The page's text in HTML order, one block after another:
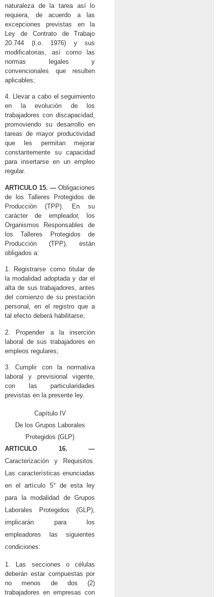
naturaleza de la tarea así lo
requiera, de acuerdo a las
excepciones previstas en la
Ley de Contrato de Trabajo
20.744 (t.o. 1976) y sus
modificatorias, así como las
normas legales y
convencionales que resulten
aplicables;
4. Llevar a cabo el seguimiento
en la evolución de los
trabajadores con discapacidad,
promoviendo su desarrollo en
tareas de mayor productividad
que les permitan mejorar
constantemente su capacidad
para insertarse en un empleo
regular.
ARTICULO 15. — Obligaciones
de los Talleres Protegidos de
Producción (TPP). En su
carácter de empleador, los
Organismos Responsables de
los Talleres Protegidos de
Producción (TPP), están
obligados a:
1. Registrarse como titular de
la modalidad adoptada y dar el
alta de sus trabajadores, antes
del comienzo de su prestación
personal, en el registro que a
tal efecto deberá habilitarse;
2. Propender a la inserción
laboral de sus trabajadores en
empleos regulares;
3. Cumplir con la normativa
laboral y previsional vigente,
con las particularidades
previstas en la presente ley.
Capítulo IV
De los Grupos Laborales
Protegidos (GLP)
ARTICULO 16. —
Caracterización y Requisitos.
Las características enunciadas
en el artículo 5° de esta ley
para la modalidad de Grupos
Laborales Protegidos (GLP),
implicarán para los
empleadores las siguientes
condiciones:
1. Las secciones o células
deberán estar compuestas por
no menos de dos (2)
trabajadores en empresas con